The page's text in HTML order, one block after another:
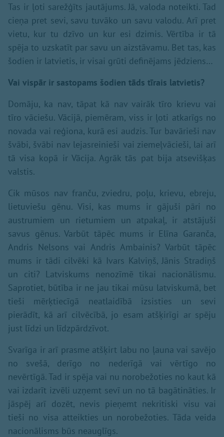
Tas ir ļoti sarežģīts jautājums. Jā, valoda noteikti. Tad
cieņa pret sevi, savu tuvāko un savu valodu. Arī pret
vietu, kur tu dzīvo un kur esi dzimis. Vērtība ir tā
spēja to uzskatīt par savu un aizstāvamu. Bet tas, kas
šodien ir latvietis, ir visai grūti definējams jēdziens…
Vai vispār ir sastopams šodien tāds tīrais latvietis?
Domāju, ka nav, tāpat kā nav vairāk tīro krievu vai
tīro vāciešu. Vācijā, piemēram, viss ir ļoti atkarīgs no
novada vai reģiona, kurā esi audzis. Tur bavārieši nav
švābi, švābi nav lejasreinieši vai ziemeļvācieši, lai arī
tā visa kopā ir Vācija. Agrāk tās pat bija atsevišķas
valstis.
Cik mūsos nav franču, zviedru, poļu, krievu, ebreju,
lietuviešu gēnu. Visi, kas mums ir gājuši pāri no
austrumiem un rietumiem un atpakaļ, ir atstājuši
savus gēnus. Varbūt tāpēc mums ir Elīna Garanča,
Andris Nelsons vai Andris Ambainis? Varbūt tāpēc
mums ir tādi cilvēki kā Ivars Kalviņš, Jānis Stradiņš
un citi? Latviskums nenozīmē tikai nacionālismu.
Saprotiet, būtība ir ne jau tikai mūsu latviskumā, bet
tieši mērķtiecīgā neatlaidībā izsisties un sevi
pierādīt, kā arī cilvēcībā, jo esam atšķirīgi ar spēju
just līdzi un līdzpārdzīvot.
Svarīga ir arī prasme atšķirt labu no ļauna vai savējo
no svešā, derīgo no nederīgā vai vērtīgo no
nevērtīgā. Tad ir spēja vai nu norobežoties no kaut kā
vai izdarīt izvēli uzņemt sevī un no tā bagātināties. Ir
jāspēj arī dozēt, nevis pieņemt nekritiski visu vai
tieši no visa atteikties un norobežoties. Tāda veida
nacionālisms būs neauglīgs.